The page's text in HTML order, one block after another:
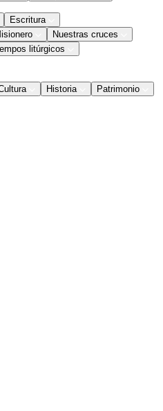
Escritura
Nuestras cruces
litúrgicos
Historia
Patrimonio